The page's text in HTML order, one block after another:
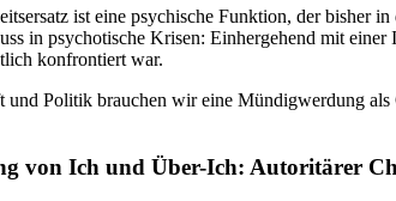
ist eine psychische Funktion, der bisher
in psychotische Krisen: Einhergehend mit
konfrontiert war.
und Politik brauchen wir eine Mündigwerdung
von Ich und Über-Ich: Autoritärer